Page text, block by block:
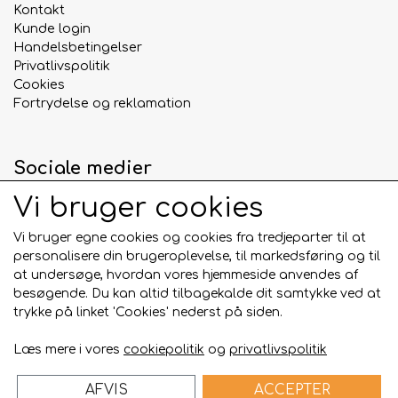
Da rådyrskind er et rent naturprodukt, kan
farven variere fra lys til mørk. Dette påvirker ikke
kvaliteten eller smagen, men er blot et tegn på
produktets naturlige oprindelse.
Om Whesco Nature
hundesnacks af høj kvalitet, fremstillet af nøje
udvalgte råvarer fra producenter i EU.
Produkterne indeholder ingen unødvendige
tilsætningsstoffer og er udviklet med fokus på
naturlighed, kvalitet og hundens velvære.
BestilRådyrskind 500 g hos Dummyshoppen.dk
og giv din hund en naturlig, velsmagende og
🐾🦴
Kontakt
Kunde login
Handelsbetingelser
Privatlivspolitik
Cookies
Fortrydelse og reklamation
Sociale medier
Betalingskort
Vi bruger cookies
Vi bruger egne cookies og cookies fra tredjeparter til at
personalisere din brugeroplevelse, til markedsføring og til
at undersøge, hvordan vores hjemmeside anvendes af
besøgende. Du kan altid tilbagekalde dit samtykke ved at
trykke på linket 'Cookies' nederst på siden.
Læs mere i vores cookiepolitik og privatlivspolitik
AFVIS ACCEPTER